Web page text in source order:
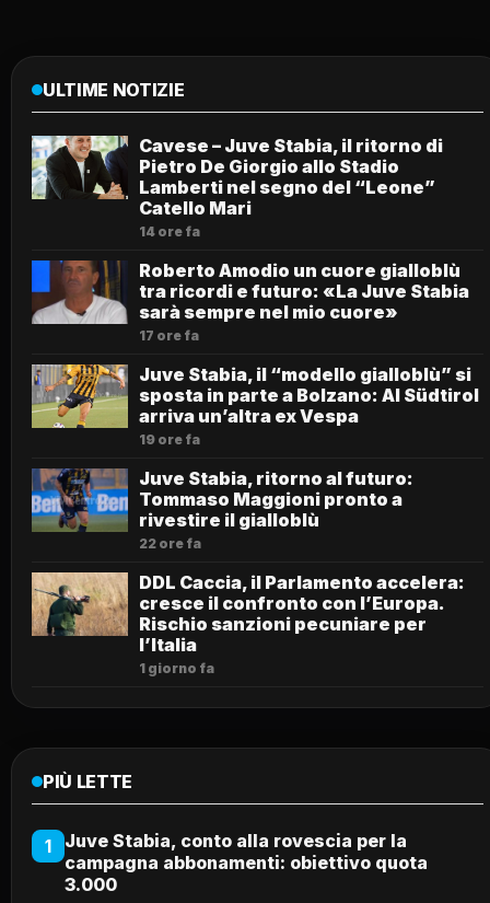
ULTIME NOTIZIE
Cavese – Juve Stabia, il ritorno di
Pietro De Giorgio allo Stadio
Lamberti nel segno del “Leone”
Catello Mari
14 ore fa
Roberto Amodio un cuore gialloblù
tra ricordi e futuro: «La Juve Stabia
sarà sempre nel mio cuore»
17 ore fa
Juve Stabia, il “modello gialloblù” si
sposta in parte a Bolzano: Al Südtirol
arriva un’altra ex Vespa
19 ore fa
Juve Stabia, ritorno al futuro:
Tommaso Maggioni pronto a
rivestire il gialloblù
22 ore fa
DDL Caccia, il Parlamento accelera:
cresce il confronto con l’Europa.
Rischio sanzioni pecuniare per
l’Italia
1 giorno fa
PIÙ LETTE
1
Juve Stabia, conto alla rovescia per la
campagna abbonamenti: obiettivo quota
3.000